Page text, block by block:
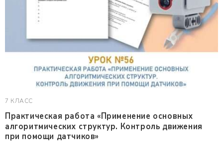
7 КЛАСС
Практическая работа «Применение основных
алгоритмических структур. Контроль движения
при помощи датчиков»